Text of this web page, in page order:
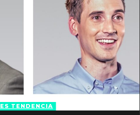
ES TENDENCIA